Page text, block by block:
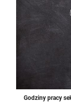
Godziny pracy